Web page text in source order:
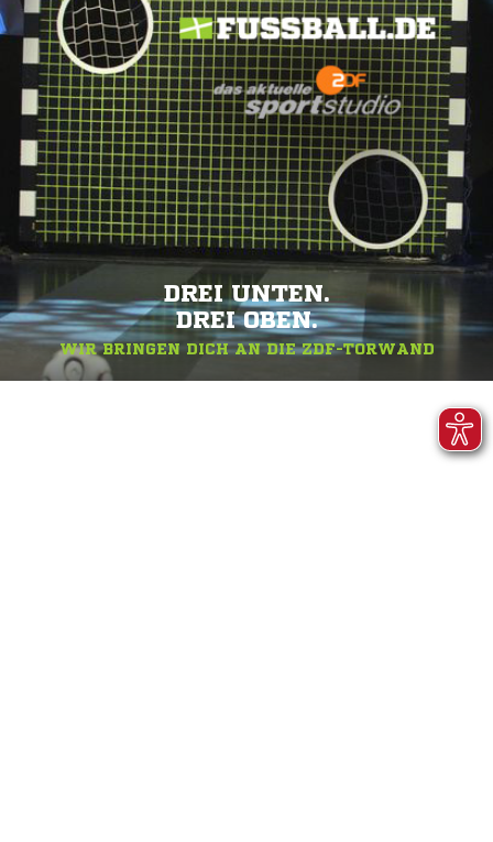
DREI UNTEN.
DREI OBEN.
WIR BRINGEN DICH AN DIE ZDF-TORWAND